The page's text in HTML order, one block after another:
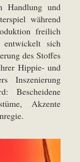
Handlung und
während
freilich
sich
des Stoffes
Hippie- und
Inszenierung
Bescheidene
Akzente